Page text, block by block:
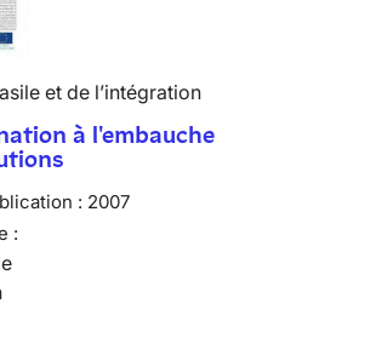
et de l’intégration
à l'embauche
: 2007
: